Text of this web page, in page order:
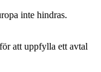
inte hindras.
att uppfylla ett avtal